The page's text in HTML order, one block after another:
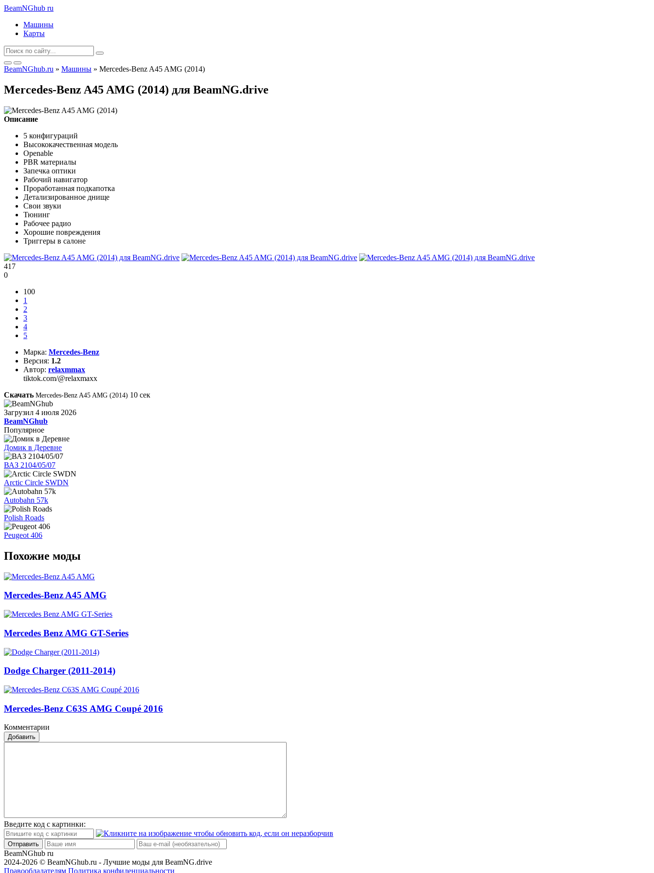
BeamNGhub ru
Машины
Карты
BeamNGhub.ru » Машины » Mercedes-Benz A45 AMG (2014)
Mercedes-Benz A45 AMG (2014) для BeamNG.drive
Описание
5 конфигураций
Высококачественная модель
Openable
PBR материалы
Запечка оптики
Рабочий навигатор
Проработанная подкапотка
Детализированное днище
Свои звуки
Тюнинг
Рабочее радио
Хорошие повреждения
Триггеры в салоне
417
0
100
1
2
3
4
5
Марка: Mercedes-Benz
Версия: 1.2
Автор: relaxmmax
tiktok.com/@relaxmaxx
Скачать Mercedes-Benz A45 AMG (2014) 10 сек
Загрузил 4 июля 2026
BeamNGhub
Популярное
Домик в Деревне
ВАЗ 2104/05/07
Arctic Circle SWDN
Autobahn 57k
Polish Roads
Peugeot 406
Похожие моды
Mercedes-Benz A45 AMG
Mercedes Benz AMG GT-Series
Dodge Charger (2011-2014)
Mercedes-Benz C63S AMG Coupé 2016
Комментарии
Добавить
Введите код с картинки:
Отправить
BeamNGhub ru
2024-2026 © BeamNGhub.ru - Лучшие моды для BeamNG.drive
Правообладателям Политика конфиденциальности